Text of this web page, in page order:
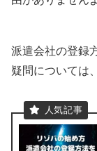
派遣会社の登録
疑問については